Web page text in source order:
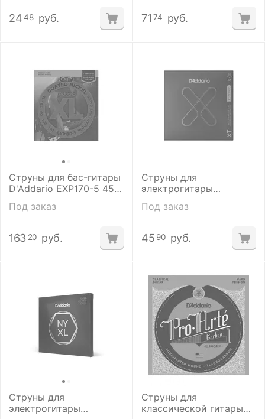
2448 руб. 71 74 руб.
Струны для бас-гитары
D'Addario EXP170-5 45-
Под заказ
163 20 руб.
Струны для
электрогитары
Под заказ
45 90 руб.
Струны для
электрогитары
Струны для
классической гитары